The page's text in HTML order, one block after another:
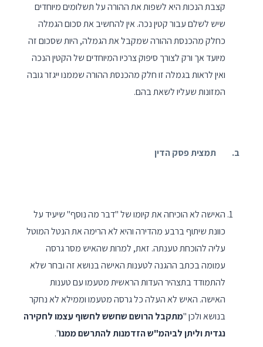
קצבת הנכות היא לשפות את ההורה על תשלומים מיוחדים
שיש לשלם עבור קטין נכה. אין להחשיב את סכום הגמלה
כחלק מהכנסת ההורה שמקבל את הגמלה, היות שסכום זה
מיועד אך ורק לצורך סיפוק צרכיו המיוחדים של הקטין הנכה
ואין לראות בגמלה זו חלק מהכנסת ההורה שממנו ייגזר גובה
המזונות שעליו לשאת בהם.
ב. תמצית פסק הדין
האישה לא הוכיחה את קיומו של "דבר מה נוסף" שיעיד על
כוונת שיתוף ברבע מהדירה והיא לא הרימה את הנטל המוטל
עליה להוכחת טענתה. זאת, למרות שהאיש מסר גרסה
עמומה בכתב ההגנה לטענות האישה בנושא זה ובחר שלא
להתמודד בתצהיר העדות הראשית מטעמו עם טענות
האישה. האיש לא העלה כל גרסה מטעמו וממילא לא נחקר
בנושא ולכן "מתקבל הרושם שחשש לחשוף עצמו לחקירה
נגדית וליתן לביהמ"ש הזדמנות להתרשם ממנו".